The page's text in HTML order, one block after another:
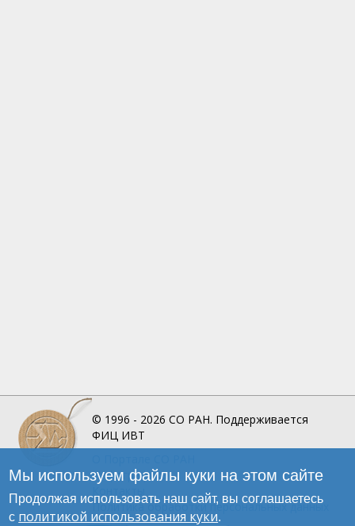
© 1996 - 2026 СО РАН. Поддерживается
ФИЦ ИВТ
Инфографика
Политика обработки персональных данных
Мы используем файлы куки на этом сайте
Продолжая использовать наш сайт, вы соглашаетесь
с политикой использования куки.